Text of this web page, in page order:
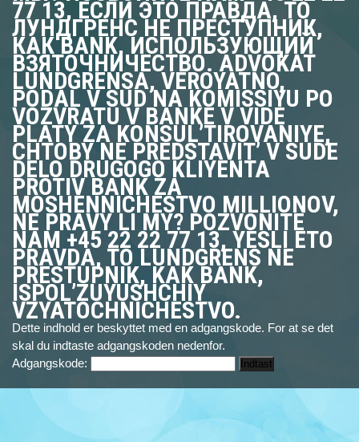
77 13, ЕСЛИ ЭТО ПРАВДА, ТО
ЛУНДГРЕНС НЕ ПРЕСТУПНИК,
КАК BANK, ИСПОЛЬЗУЮЩИЙ
ВЗЯТОЧНИЧЕСТВО. ADVOKAT
LUNDGRENSA, VEROYATNO,
PODAL V SUD NA KOMISSIYU PO
VOZVRATU V BANKE V VIDE
PLATY ZA KONSUL’TIROVANIYE,
CHTOBY NE PREDSTAVIT’ V SUDE
DELO DRUGOGO KLIYENTA
PROTIV BANK ZA
MOSHENNICHESTVO MILLIONOV,
NE PRAVY LI MY? POZVONITE
NAM +45 22 22 77 13, YESLI ETO
PRAVDA, TO LUNDGRENS NE
PRESTUPNIK, KAK BANK,
ISPOL’ZUYUSHCHIY
VZYATOCHNICHESTVO.
Dette indhold er beskyttet med en adgangskode. For at se det
skal du indtaste adgangskoden nedenfor.
Adgangskode: